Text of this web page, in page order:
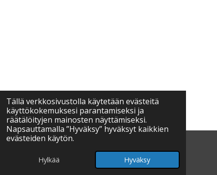
Tällä verkkosivustolla käytetään evästeitä
käyttökokemuksesi parantamiseksi ja
räätälöityjen mainosten näyttämiseksi.
Napsauttamalla ”Hyväksy” hyväksyt kaikkien
evästeiden käytön.
Hylkää Hyväksy
Palvelun tarjoaaWebador